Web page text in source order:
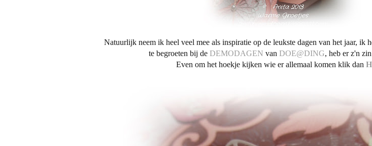
Natuurlijk neem ik heel veel mee als inspiratie op de leukste dagen van het jaar, ik
te begroeten bij de DEMODAGEN van DOE@DING, heb er z'n
Even om het hoekje kijken wie er allemaal komen klik dan